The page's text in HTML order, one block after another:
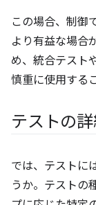
この場合、制御
より有益な場合
め、統合テスト
慎重に使用する
テストの
では、テストに
うか。テストの